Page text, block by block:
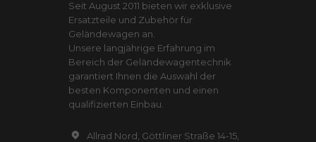
Seit August 2011 bieten wir exklusive
Ersatzteile und Zubehör für
Geländewagen an.
Unsere langjährige Erfahrung im
Bereich der Geländewagentechnik
garantiert Ihnen die Auswahl der
besten Komponenten und einen
qualifizierten Einbau.
Allrad Nord, Göttliner Straße 14-15,